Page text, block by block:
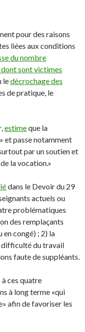
pour des raisons
liées aux conditions
du nombre
sont victimes
ledécrochage des
de pratique, le
estimeque la
et passe notamment
par un soutien et
la vocation.»
dans le Devoir du 29
actuels ou
problématiques
des remplaçants
congé) ; 2) la
difficulté du travail
faute de suppléants.
ces quatre
à long terme «qui
afin de favoriser les